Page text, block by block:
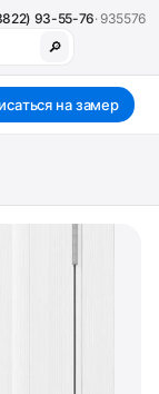
93-55-76· 935576
🔎
на замер